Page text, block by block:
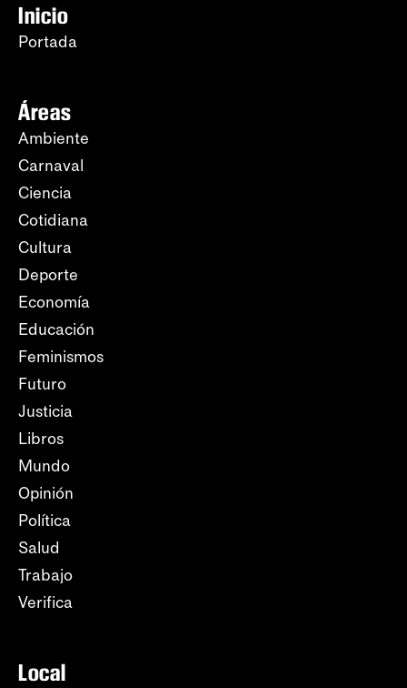
Inicio
Portada
Áreas
Ambiente
Carnaval
Ciencia
Cotidiana
Cultura
Deporte
Economía
Educación
Feminismos
Futuro
Justicia
Libros
Mundo
Opinión
Política
Salud
Trabajo
Verifica
Local